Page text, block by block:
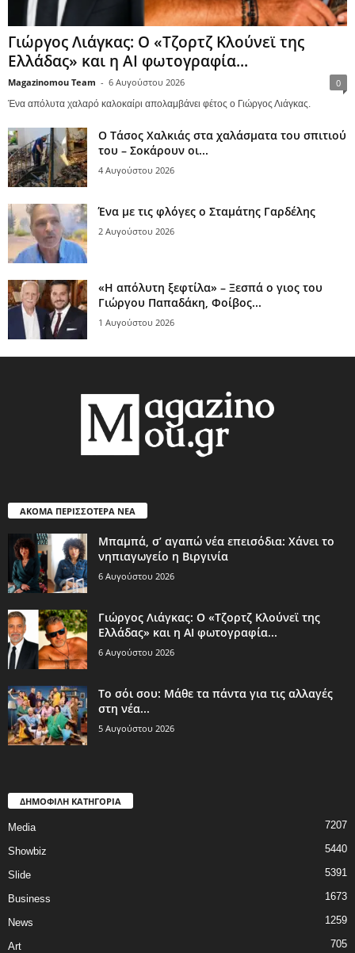
Γιώργος Λιάγκας: Ο «Τζορτζ Κλούνεϊ της
Ελλάδας» και η AI φωτογραφία...
Magazinomou Team - 6 Αυγούστου 2026 0
Ένα απόλυτα χαλαρό καλοκαίρι απολαμβάνει φέτος ο Γιώργος Λιάγκας.
Ο Τάσος Χαλκιάς στα χαλάσματα του σπιτιού
του – Σοκάρουν οι...
4 Αυγούστου 2026
Ένα με τις φλόγες ο Σταμάτης Γαρδέλης
2 Αυγούστου 2026
«Η απόλυτη ξεφτίλα» – Ξεσπά ο γιος του
Γιώργου Παπαδάκη, Φοίβος...
1 Αυγούστου 2026
ΑΚΟΜΑ ΠΕΡΙΣΣΟΤΕΡΑ ΝΕΑ
Μπαμπά, σ’ αγαπώ νέα επεισόδια: Χάνει το
νηπιαγωγείο η Βιργινία
6 Αυγούστου 2026
Γιώργος Λιάγκας: Ο «Τζορτζ Κλούνεϊ της
Ελλάδας» και η AI φωτογραφία...
6 Αυγούστου 2026
Το σόι σου: Μάθε τα πάντα για τις αλλαγές
στη νέα...
5 Αυγούστου 2026
ΔΗΜΟΦΙΛΗ ΚΑΤΗΓΟΡΙΑ
Media 7207
Showbiz 5440
Slide 5391
Business 1673
News 1259
Art 705